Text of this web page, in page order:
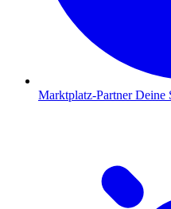
Marktplatz-Partner Deine